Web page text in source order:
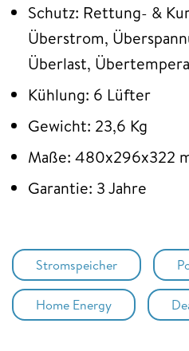
Schutz: Rettung- &
Überstrom,
Überlast,
Kühlung: 6 Lüfter
Gewicht: 23,6 Kg
Maße: 480x296x322
Garantie: 3 Jahre
Stromspeicher
Home Energy